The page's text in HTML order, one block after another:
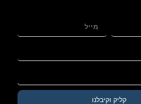
קליק וקיבלנו